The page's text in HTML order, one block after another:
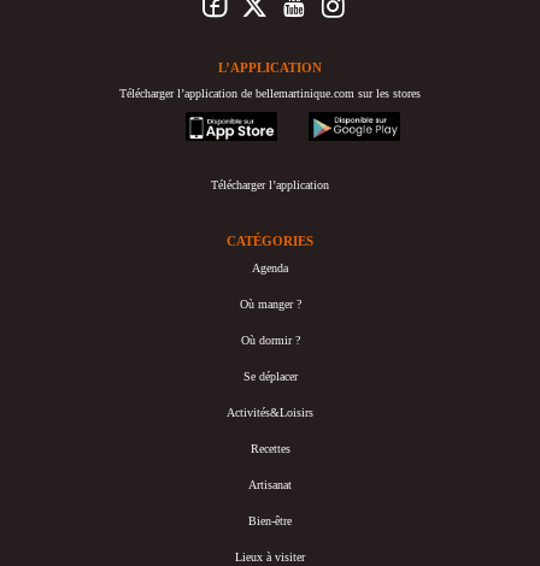
L’APPLICATION
Télécharger l’application de bellemartinique.com sur les stores
appstore
googleplay
Télécharger l’application
CATÉGORIES
Agenda
Où manger ?
Où dormir ?
Se déplacer
Activités&Loisirs
Recettes
Artisanat
Bien-être
Lieux à visiter